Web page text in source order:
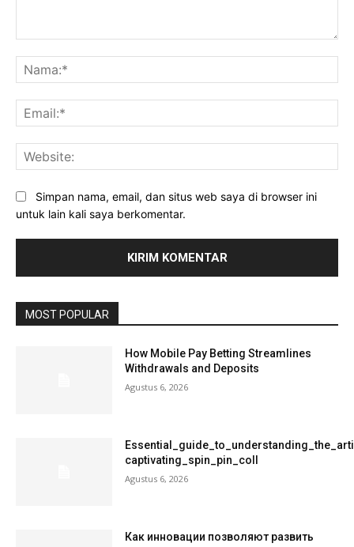
Simpan nama, email, dan situs web saya di browser ini
untuk lain kali saya berkomentar.
MOST POPULAR
How Mobile Pay Betting Streamlines
Withdrawals and Deposits
Agustus 6, 2026
captivating_spin_pin_coll
Agustus 6, 2026
Как инновации позволяют развить